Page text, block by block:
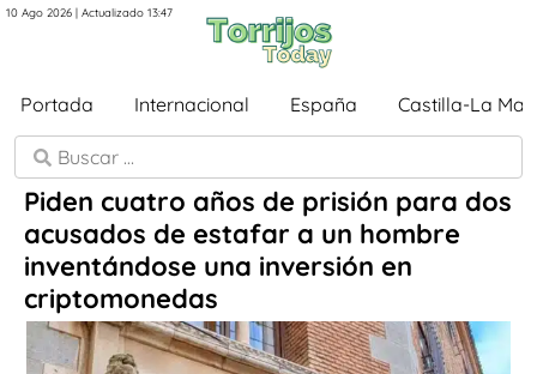
10 Ago 2026 | Actualizado 13:47
Portada Internacional España Castilla-La
Piden cuatro años de prisión para dos
acusados de estafar a un hombre
inventándose una inversión en
criptomonedas